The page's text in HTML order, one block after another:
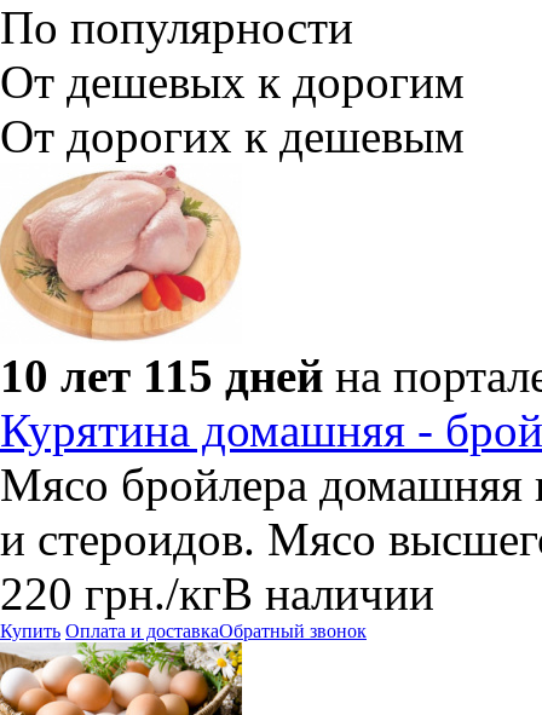
По популярности
От дешевых к дорогим
От дорогих к дешевым
10 лет 115 дней на
Курятина домашняя -
Мясо бройлера домашняя
и стероидов. Мясо
220 грн./кгВ наличии
Купить Оплата и доставкаОбратный звонок